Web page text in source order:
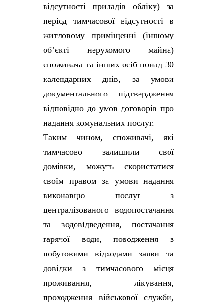
відсутності приладів обліку) за
період тимчасової відсутності в
житловому приміщенні (іншому
об’єкті нерухомого майна)
споживача та інших осіб понад 30
календарних днів, за умови
документального підтвердження
відповідно до умов договорів про
надання комунальних послуг.
Таким чином, споживачі, які
тимчасово залишили свої
домівки, можуть скористатися
своїм правом за умови надання
виконавцю послуг з
централізованого водопостачання
та водовідведення, постачання
гарячої води, поводження з
побутовими відходами заяви та
довідки з тимчасового місця
проживання, лікування,
проходження військової служби,